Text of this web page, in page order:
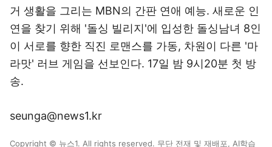
거 생활을 그리는 MBN의 간판 연애 예능. 새로운 인
연을 찾기 위해 '돌싱 빌리지'에 입성한 돌싱남녀 8인
이 서로를 향한 직진 로맨스를 가동, 차원이 다른 '마
라맛' 러브 게임을 선보인다. 17일 밤 9시20분 첫 방
송.
seunga@news1.kr
Copyright © 뉴스1. All rights reserved. 무단 전재 및 재배포, AI학습